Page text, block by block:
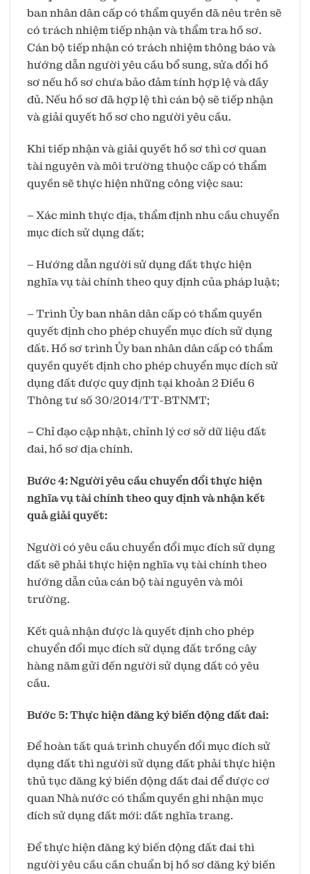
ban nhân dân cấp có thẩm quyền đã nêu trên sẽ
có trách nhiệm tiếp nhận và thẩm tra hồ sơ.
Cán bộ tiếp nhận có trách nhiệm thông báo và
hướng dẫn người yêu cầu bổ sung, sửa đổi hồ
sơ nếu hồ sơ chưa bảo đảm tính hợp lệ và đầy
đủ. Nếu hồ sơ đã hợp lệ thì cán bộ sẽ tiếp nhận
và giải quyết hồ sơ cho người yêu cầu.
Khi tiếp nhận và giải quyết hồ sơ thì cơ quan
tài nguyên và môi trường thuộc cấp có thẩm
quyền sẽ thực hiện những công việc sau:
– Xác minh thực địa, thẩm định nhu cầu chuyển
mục đích sử dụng đất;
– Hướng dẫn người sử dụng đất thực hiện
nghĩa vụ tài chính theo quy định của pháp luật;
– Trình Ủy ban nhân dân cấp có thẩm quyền
quyết định cho phép chuyển mục đích sử dụng
đất. Hồ sơ trình Ủy ban nhân dân cấp có thẩm
quyền quyết định cho phép chuyển mục đích sử
dụng đất được quy định tại khoản 2 Điều 6
Thông tư số 30/2014/TT-BTNMT;
– Chỉ đạo cập nhật, chỉnh lý cơ sở dữ liệu đất
đai, hồ sơ địa chính.
Bước 4: Người yêu cầu chuyển đổi thực hiện
nghĩa vụ tài chính theo quy định và nhận kết
quả giải quyết:
Người có yêu cầu chuyển đổi mục đích sử dụng
đất sẽ phải thực hiện nghĩa vụ tài chính theo
hướng dẫn của cán bộ tài nguyên và môi
trường.
Kết quả nhận được là quyết định cho phép
chuyển đổi mục đích sử dụng đất trồng cây
hàng năm gửi đến người sử dụng đất có yêu
cầu.
Bước 5: Thực hiện đăng ký biến động đất đai:
Để hoàn tất quá trình chuyển đổi mục đích sử
dụng đất thì người sử dụng đất phải thực hiện
thủ tục đăng ký biến động đất đai để được cơ
quan Nhà nước có thẩm quyền ghi nhận mục
đích sử dụng đất mới: đất nghĩa trang.
Để thực hiện đăng ký biến động đất đai thì
người yêu cầu cần chuẩn bị hồ sơ đăng ký biến